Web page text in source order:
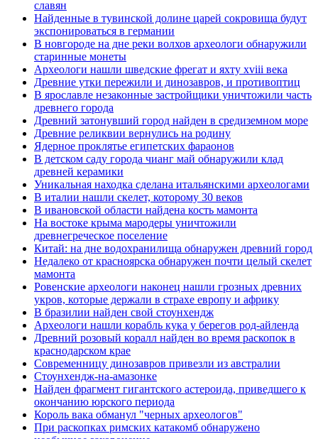
славян
Найденные в тувинской долине царей сокровища будут
экспонироваться в германии
В новгороде на дне реки волхов археологи обнаружили
старинные монеты
Археологи нашли шведские фрегат и яхту xviii века
Древние утки пережили и динозавров, и противоптиц
В ярославле незаконные застройщики уничтожили часть
древнего города
Древний затонувший город найден в средиземном море
Древние реликвии вернулись на родину
Ядерное проклятье египетских фараонов
В детском саду города чианг май обнаружили клад
древней керамики
Уникальная находка сделана итальянскими археологами
В италии нашли скелет, которому 30 веков
В ивановской области найдена кость мамонта
На востоке крыма мародеры уничтожили
древнегреческое поселение
Китай: на дне водохранилища обнаружен древний город
Недалеко от красноярска обнаружен почти целый скелет
мамонта
Ровенские археологи наконец нашли грозных древних
укров, которые держали в страхе европу и африку
В бразилии найден свой стоунхендж
Археологи нашли корабль кука у берегов род-айленда
Древний розовый коралл найден во время раскопок в
краснодарском крае
Современницу динозавров привезли из австралии
Стоунхендж-на-амазонке
Найден фрагмент гигантского астероида, приведшего к
окончанию юрского периода
Король вака обманул "черных археологов"
При раскопках римских катакомб обнаружено